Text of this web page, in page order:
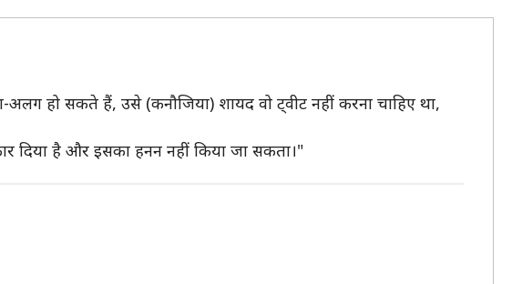
हो सकते हैं, उसे (कनौजिया) शायद वो ट्वीट नहीं करना चाहिए था,
दिया है और इसका हनन नहीं किया जा सकता।"